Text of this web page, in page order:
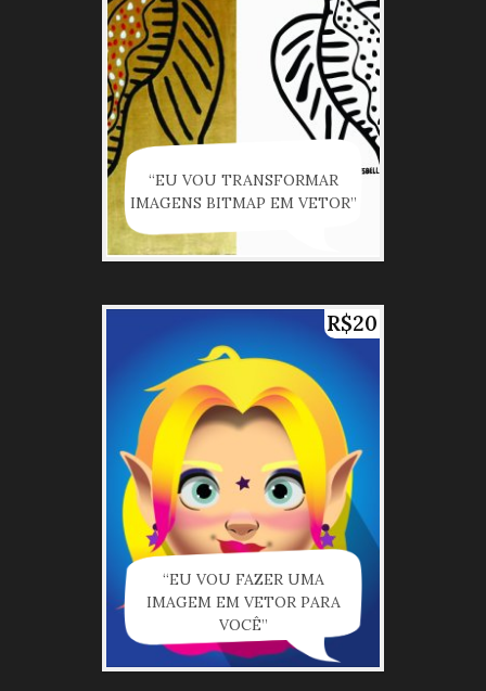
“EU VOU TRANSFORMAR
IMAGENS BITMAP EM VETOR”
R$20
“EU VOU FAZER UMA
IMAGEM EM VETOR PARA
VOCÊ”